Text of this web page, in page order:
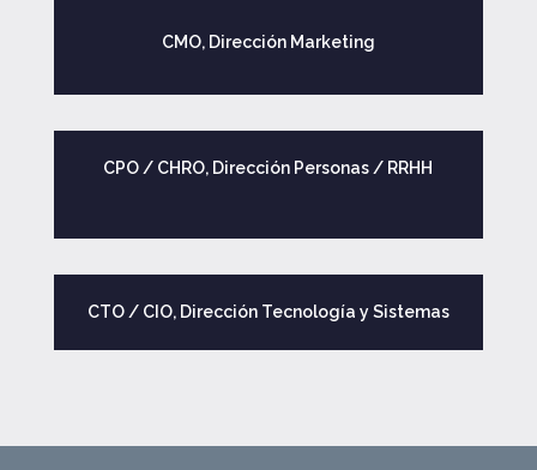
CMO, Dirección Marketing
CPO / CHRO, Dirección Personas / RRHH
CTO / CIO, Dirección Tecnología y Sistemas